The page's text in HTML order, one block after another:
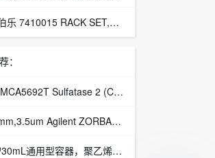
Bio-Rad伯乐 7410015 RACK SET,H3,16mm,4,BIOFRAC
：
Bio-Rad MCA5692T Sulfatase 2 (C-Terminal)抗体,Mouse anti Human Sulfatase 2 (C-Terminal)
100x2.1mm,3.5um Agilent ZORBAX SB-C18液相窄径柱（861753-902）
Sterilin™30mL通用型容器，聚乙烯多道密封盖，聚丙烯材质，含硼酸，印刷标签，无菌货号128BBAC/P